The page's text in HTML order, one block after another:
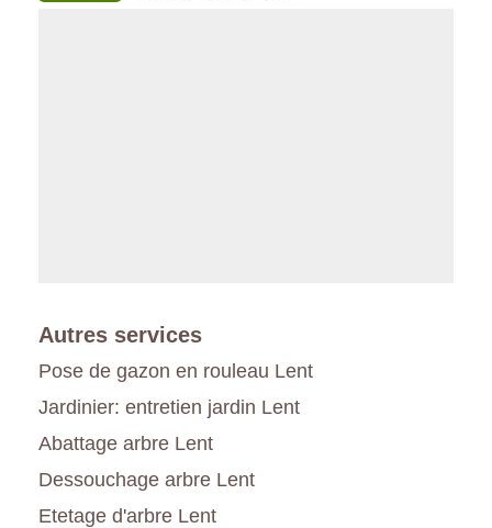
Autres services
Pose de gazon en rouleau Lent
Jardinier: entretien jardin Lent
Abattage arbre Lent
Dessouchage arbre Lent
Etetage d'arbre Lent